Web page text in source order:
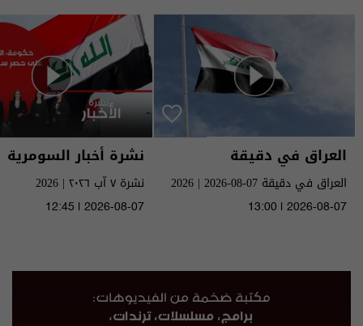
العراق في دقيقة
العراق في دقيقة 07-08-2026 | 2026
13:00 | 2026-08-07
نشرة أخبار السومرية
نشرة ٧ آب ٢٠٢٦ | 2026
12:45 | 2026-08-07